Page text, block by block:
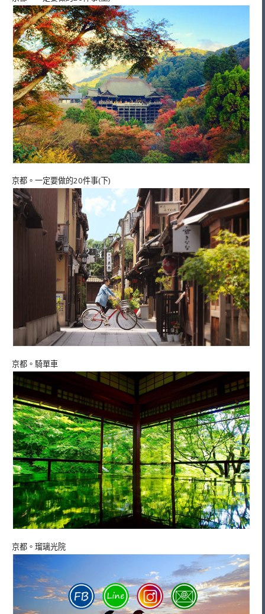
京都。一定要做的20件事(下)
京都。騎單車
京都。瑠璃光院